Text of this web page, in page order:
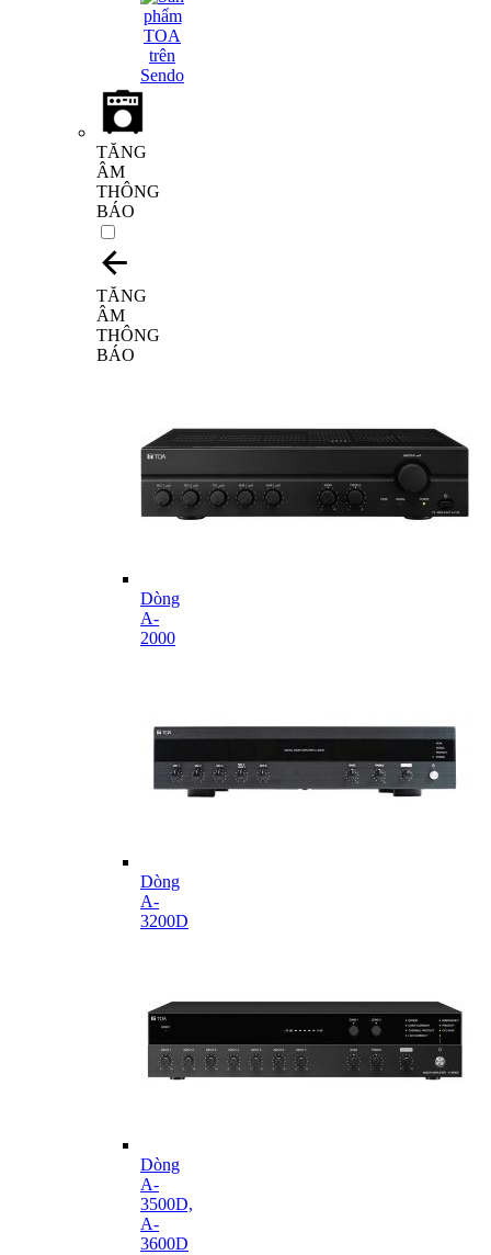
TĂNG
ÂM
THÔNG
BÁO
TĂNG
ÂM
THÔNG
BÁO
Dòng
A-
2000
Dòng
A-
3200D
Dòng
A-
3500D,
A-
3600D